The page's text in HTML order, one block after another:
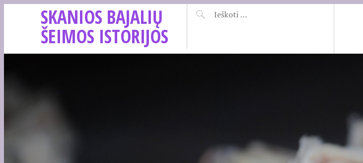
SKANIOS BAJALIŲ
ŠEIMOS ISTORIJOS